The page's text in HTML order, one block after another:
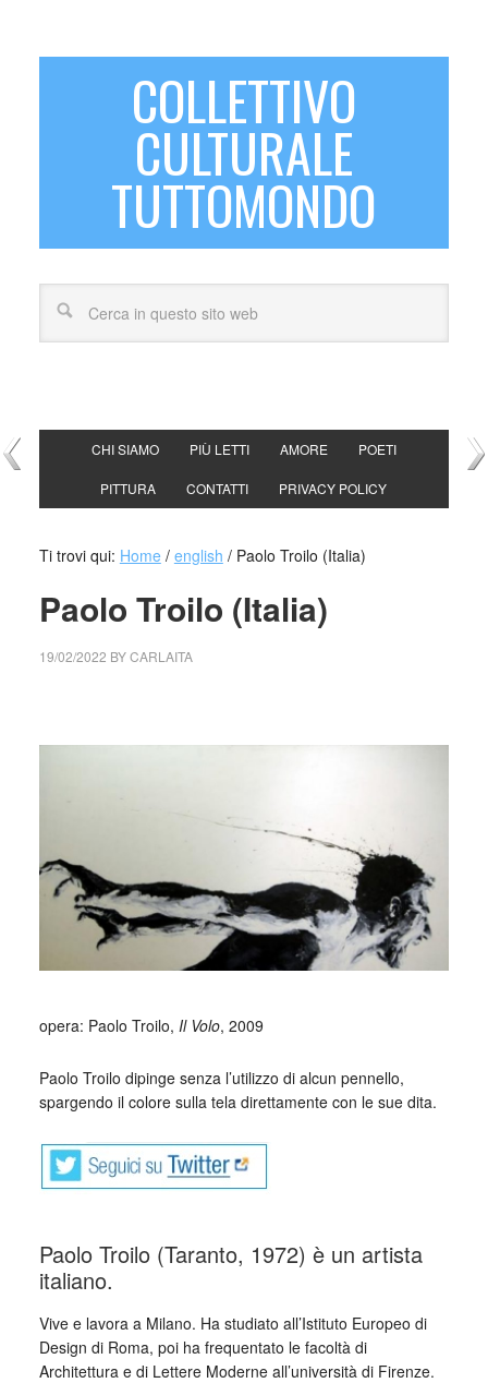
COLLETTIVO
CULTURALE
TUTTOMONDO
CHI SIAMO PIÙ LETTI AMORE POETI
PITTURA CONTATTI PRIVACY POLICY
Ti trovi qui: Home / english /Paolo Troilo (Italia)
Paolo Troilo (Italia)
19/02/2022 BYCARLAITA
opera: Paolo Troilo, Il Volo, 2009
Paolo Troilo dipinge senza l’utilizzo di alcun pennello,
spargendo il colore sulla tela direttamente con le sue dita.
Paolo Troilo (Taranto, 1972) è un artista
italiano.
Vive e lavora a Milano. Ha studiato all’Istituto Europeo di
Design di Roma, poi ha frequentato le facoltà di
Architettura e di Lettere Moderne all’università di Firenze.